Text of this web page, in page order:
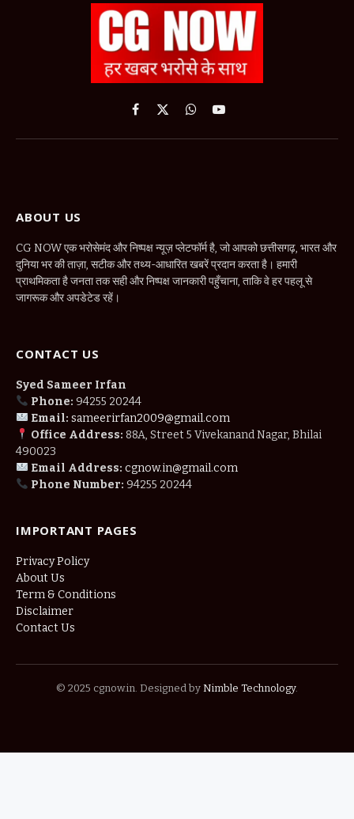
Facebook
X
WhatsApp
YouTube
ABOUT US
CG NOW एक भरोसेमंद और निष्पक्ष न्यूज़ प्लेटफॉर्म है, जो आपको छत्तीसगढ़, भारत और
दुनिया भर की ताज़ा, सटीक और तथ्य-आधारित खबरें प्रदान करता है। हमारी
प्राथमिकता है जनता तक सही और निष्पक्ष जानकारी पहुँचाना, ताकि वे हर पहलू से
जागरूक और अपडेटेड रहें।
CONTACT US
Syed Sameer Irfan
Phone: 94255 20244
Email: sameerirfan2009@gmail.com
Office Address: 88A, Street 5 Vivekanand Nagar, Bhilai
490023
Email Address: cgnow.in@gmail.com
Phone Number: 94255 20244
IMPORTANT PAGES
Privacy Policy
About Us
Term & Conditions
Disclaimer
Contact Us
© 2025 cgnow.in. Designed by Nimble Technology.